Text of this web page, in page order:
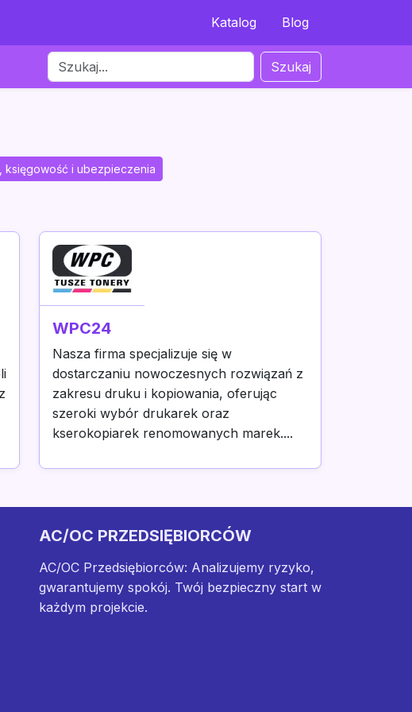
Katalog Blog
Szukaj
księgowość i ubezpieczenia
WPC24
Nasza firma specjalizuje się w
dostarczaniu nowoczesnych rozwiązań z
zakresu druku i kopiowania, oferując
szeroki wybór drukarek oraz
kserokopiarek renomowanych marek....
AC/OC PRZEDSIĘBIORCÓW
AC/OC Przedsiębiorców: Analizujemy ryzyko,
gwarantujemy spokój. Twój bezpieczny start w
każdym projekcie.